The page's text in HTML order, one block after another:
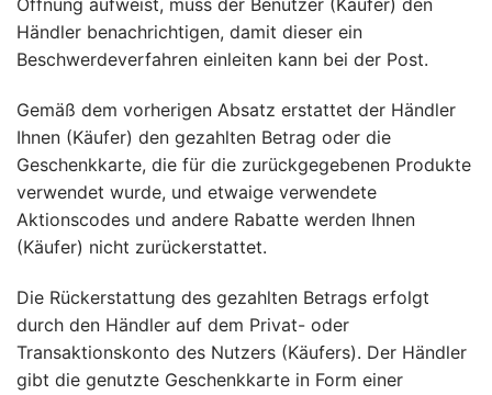
Öffnung aufweist, muss der Benutzer (Käufer) den
Händler benachrichtigen, damit dieser ein
Beschwerdeverfahren einleiten kann bei der Post.
Gemäß dem vorherigen Absatz erstattet der Händler
Ihnen (Käufer) den gezahlten Betrag oder die
Geschenkkarte, die für die zurückgegebenen Produkte
verwendet wurde, und etwaige verwendete
Aktionscodes und andere Rabatte werden Ihnen
(Käufer) nicht zurückerstattet.
Die Rückerstattung des gezahlten Betrags erfolgt
durch den Händler auf dem Privat- oder
Transaktionskonto des Nutzers (Käufers). Der Händler
gibt die genutzte Geschenkkarte in Form einer